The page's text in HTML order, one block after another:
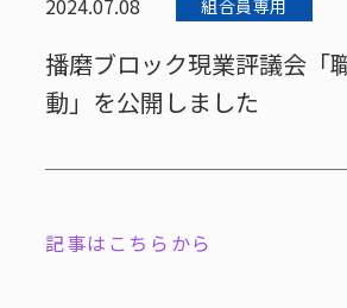
2024.07.08 組合員専用
播磨ブロック現業評議会「
動」を公開しました
記事はこちら から